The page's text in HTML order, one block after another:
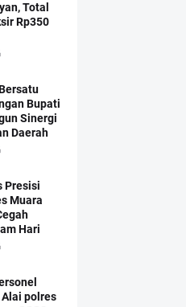
Total
Rp350
Bupati
Sinergi
Daerah
Presisi
Muara
Hari
polres